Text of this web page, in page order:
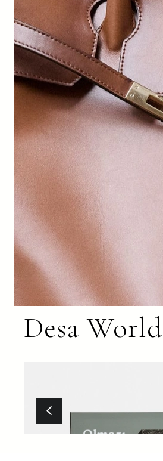
Desa World